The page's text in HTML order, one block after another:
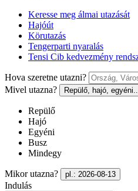
Keresse meg álmai utazását
Hajóút
Körutazás
Tengerparti nyaralás
Tensi Cib kedvezmény
Hova szeretne utazni?
Mivel utazna?
Repülő, hajó,
Repülő
Hajó
Egyéni
Busz
Mindegy
Mikor utazna? pl.: 2026-08-13
Indulás